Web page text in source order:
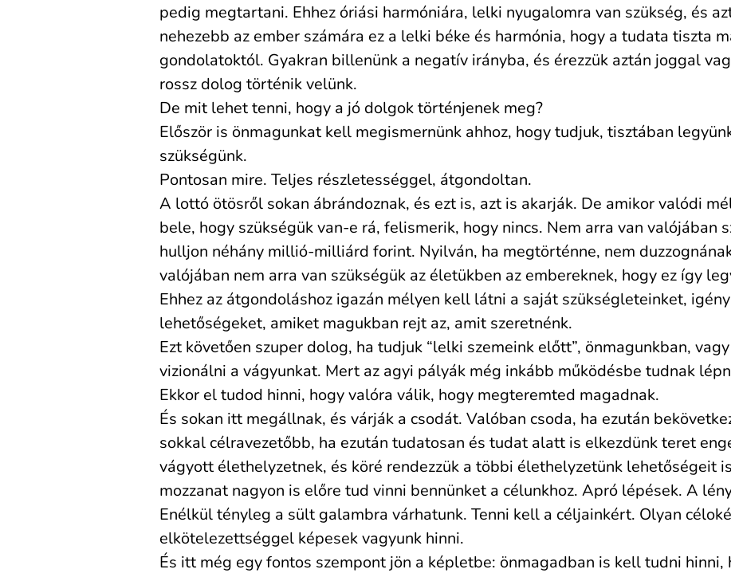
pedig megtartani. Ehhez óriási harmóniára, lelki nyugalomra van szükség, és
nehezebb az ember számára ez a lelki béke és harmónia, hogy a tudata tiszta
gondolatoktól. Gyakran billenünk a negatív irányba, és érezzük aztán joggal
rossz dolog történik velünk.
De mit lehet tenni, hogy a jó dolgok történjenek meg?
Először is önmagunkat kell megismernünk ahhoz, hogy tudjuk, tisztában
szükségünk.
Pontosan mire. Teljes részletességgel, átgondoltan.
A lottó ötösről sokan ábrándoznak, és ezt is, azt is akarják. De amikor valódi
bele, hogy szükségük van-e rá, felismerik, hogy nincs. Nem arra van valójában
hulljon néhány millió-milliárd forint. Nyilván, ha megtörténne, nem
valójában nem arra van szükségük az életükben az embereknek, hogy ez így
Ehhez az átgondoláshoz igazán mélyen kell látni a saját szükségleteinket,
lehetőségeket, amiket magukban rejt az, amit szeretnénk.
Ezt követően szuper dolog, ha tudjuk “lelki szemeink előtt”, önmagunkban,
vizionálni a vágyunkat. Mert az agyi pályák még inkább működésbe tudnak
Ekkor el tudod hinni, hogy valóra válik, hogy megteremted magadnak.
És sokan itt megállnak, és várják a csodát. Valóban csoda, ha ezután
sokkal célravezetőbb, ha ezután tudatosan és tudat alatt is elkezdünk teret
vágyott élethelyzetnek, és köré rendezzük a többi élethelyzetünk lehetőségeit
mozzanat nagyon is előre tud vinni bennünket a célunkhoz. Apró lépések. A
Enélkül tényleg a sült galambra várhatunk. Tenni kell a céljainkért. Olyan
elkötelezettséggel képesek vagyunk hinni.
És itt még egy fontos szempont jön a képletbe: önmagadban is kell tudni hinni,